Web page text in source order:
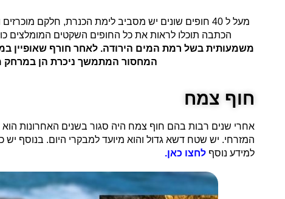
מעל ל 40 חופים שונים יש מסביב לימת הכנרת, חלקם
הכתבה תוכלו לראות את כל החופים השקטים המומלצים
משמעותית בשל רמת המים הירודה. לאחר חורף שאופיין
המחסור המתמשך ניכרת הן במרחק
חוף צמח
אחרי שנים רבות בהם חוף צמח היה סגור בשנים האחרונות
המזרחי. יש שטח דשא גדול והוא מיועד למבקרי היום. בנוסף
למידע נוסף לחצו כאן.